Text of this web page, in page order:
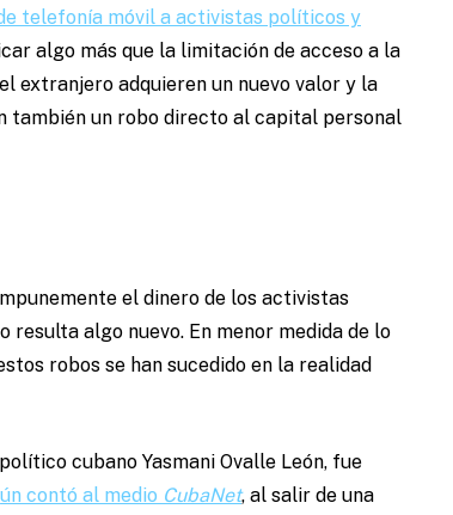
telefonía móvil a activistas políticos y
algo más que la limitación de acceso a la
extranjero adquieren un nuevo valor y la
también un robo directo al capital personal
el dinero de los activistas
algo nuevo. En menor medida de lo
robos se han sucedido en la realidad
cubano Yasmani Ovalle León, fue
contó al medio CubaNet, al salir de una